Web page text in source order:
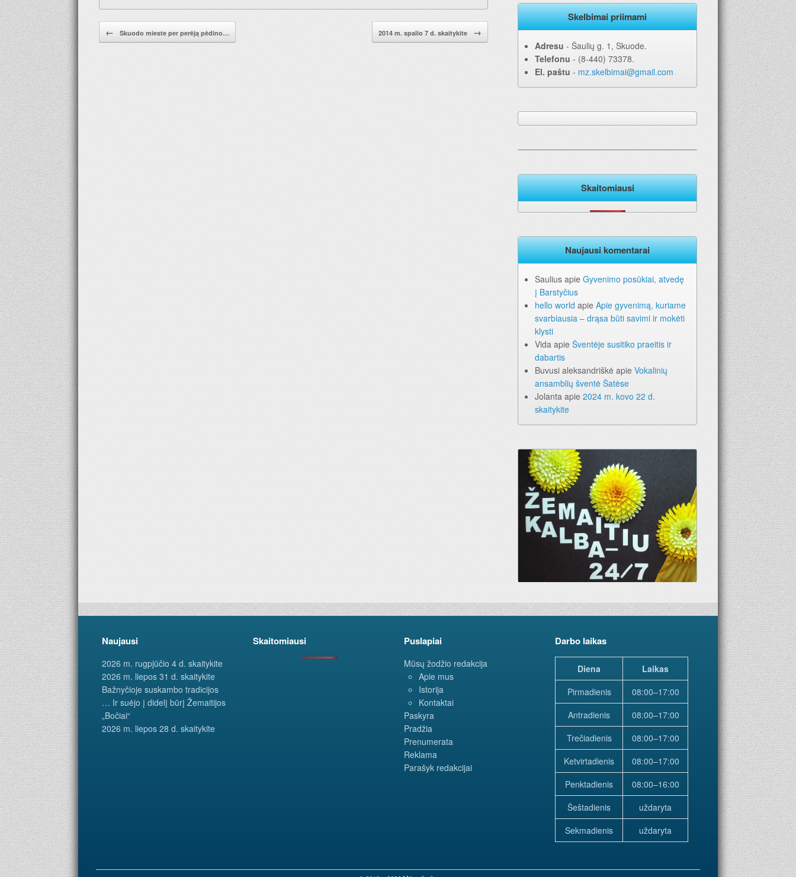
Pranešimo navigacija.
← Skuodo mieste per perėją pėdino… 2014 m. spalio 7 d. skaitykite →
Skelbimai priimami
Adresu ‐ Šaulių g. 1, Skuode.
Telefonu ‐ (8-440) 73378.
El. paštu ‐ mz.skelbimai@gmail.com
Skaitomiausi
Naujausi komentarai
Saulius apie Gyvenimo posūkiai, atvedę
į Barstyčius
hello world apie Apie gyvenimą, kuriame
svarbiausia – drąsa būti savimi ir mokėti
klysti
Vida apie Šventėje susitiko praeitis ir
dabartis
Buvusi aleksandriškė apie Vokalinių
ansamblių šventė Šatėse
Jolanta apie 2024 m. kovo 22 d.
skaitykite
Naujausi
2026 m. rugpjūčio 4 d. skaitykite
2026 m. liepos 31 d. skaitykite
Bažnyčioje suskambo tradicijos
… Ir suėjo į didelį būrį Žemaitijos
„Bočiai“
2026 m. liepos 28 d. skaitykite
Skaitomiausi Puslapiai
Mūsų žodžio redakcija
Apie mus
Istorija
Kontaktai
Paskyra
Pradžia
Prenumerata
Reklama
Parašyk redakcijai
Darbo laikas
Diena
Laikas
Pirmadienis
08:00–17:00
Antradienis
08:00–17:00
Trečiadienis
08:00–17:00
Ketvirtadienis
08:00–17:00
Penktadienis
08:00–16:00
Šeštadienis
uždaryta
Sekmadienis
uždaryta